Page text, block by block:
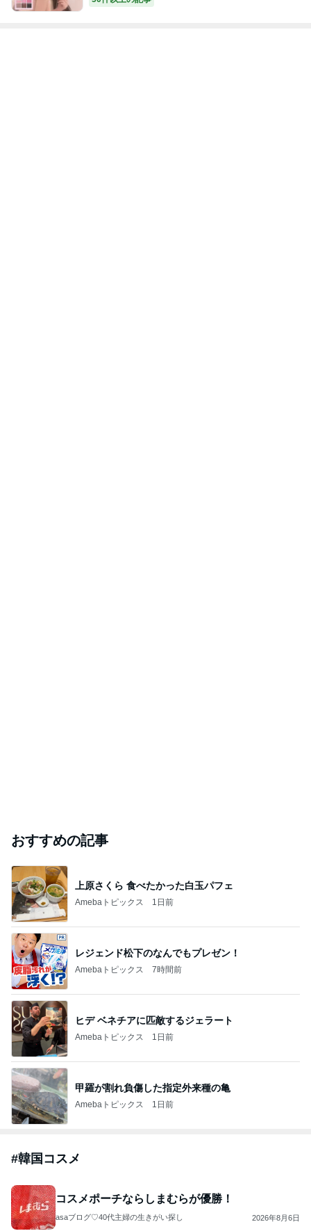
おすすめの記事
上原さくら 食べたかった白玉パフェ
Amebaトピックス 1日前
レジェンド松下のなんでもプレゼン！
Amebaトピックス 7時間前
ヒデ ベネチアに匹敵するジェラート
Amebaトピックス 1日前
甲羅が割れ負傷した指定外来種の亀
Amebaトピックス 1日前
#韓国コスメ
コスメポーチならしまむらが優勝！
asaブログ♡40代主婦の生きがい探し 2026年8月6日